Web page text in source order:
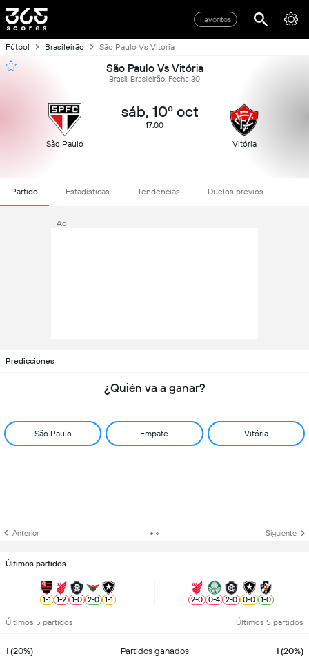
Favoritos
Fútbol Brasileirão São Paulo Vs Vitória
São Paulo Vs Vitória
Brasil, Brasileirão, Fecha 30
São Paulo
sáb, 10º oct
17:00
Vitória
Partido Estadísticas Tendencias Duelos previos
Ad
Predicciones
¿Quién va a ganar?
São Paulo Empate Vitória
Anterior Siguiente
Últimos partidos
1-1 1-2 1-0 2-0 1-1 2-0 0-4 2-0 0-0 1-0
Últimos 5 partidos Últimos 5 partidos
1 (20%) Partidos ganados 1 (20%)